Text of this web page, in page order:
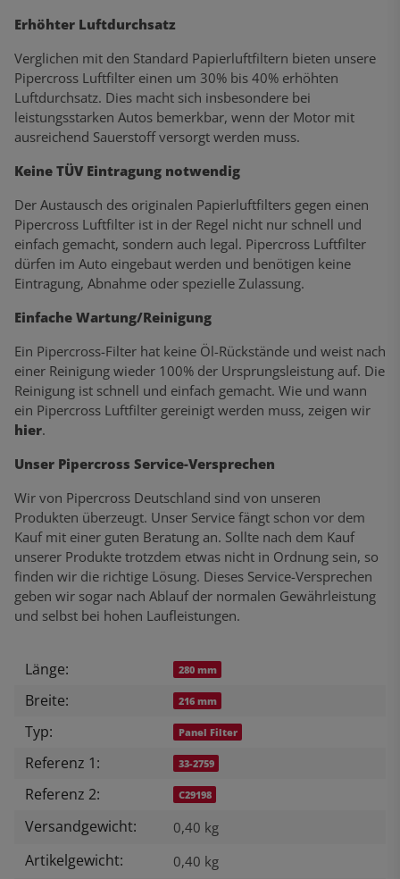
Erhöhter Luftdurchsatz
Verglichen mit den Standard Papierluftfiltern bieten unsere
Pipercross Luftfilter einen um 30% bis 40% erhöhten
Luftdurchsatz. Dies macht sich insbesondere bei
leistungsstarken Autos bemerkbar, wenn der Motor mit
ausreichend Sauerstoff versorgt werden muss.
Keine TÜV Eintragung notwendig
Der Austausch des originalen Papierluftfilters gegen einen
Pipercross Luftfilter ist in der Regel nicht nur schnell und
einfach gemacht, sondern auch legal. Pipercross Luftfilter
dürfen im Auto eingebaut werden und benötigen keine
Eintragung, Abnahme oder spezielle Zulassung.
Einfache Wartung/Reinigung
Ein Pipercross-Filter hat keine Öl-Rückstände und weist nach
einer Reinigung wieder 100% der Ursprungsleistung auf. Die
Reinigung ist schnell und einfach gemacht. Wie und wann
ein Pipercross Luftfilter gereinigt werden muss, zeigen wir
hier.
Unser Pipercross Service-Versprechen
Wir von Pipercross Deutschland sind von unseren
Produkten überzeugt. Unser Service fängt schon vor dem
Kauf mit einer guten Beratung an. Sollte nach dem Kauf
unserer Produkte trotzdem etwas nicht in Ordnung sein, so
finden wir die richtige Lösung. Dieses Service-Versprechen
geben wir sogar nach Ablauf der normalen Gewährleistung
und selbst bei hohen Laufleistungen.
Produkteigenschaft
Wert
Länge: 280 mm
Breite: 216 mm
Typ: Panel Filter
Referenz 1: 33-2759
Referenz 2: C29198
Versandgewicht: 0,40 kg
Artikelgewicht: 0,40 kg